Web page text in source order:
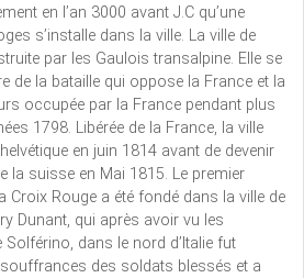
en l’an 3000 avant J.C qu’une
s’installe dans la ville. La ville de
par les Gaulois transalpine. Elle se
de la bataille qui oppose la France et la
occupée par la France pendant plus
1798. Libérée de la France, la ville
en juin 1814 avant de devenir
la suisse en Mai 1815. Le premier
Croix Rouge a été fondé dans la ville de
Dunant, qui après avoir vu les
dans le nord d’Italie fut
des soldats blessés et a